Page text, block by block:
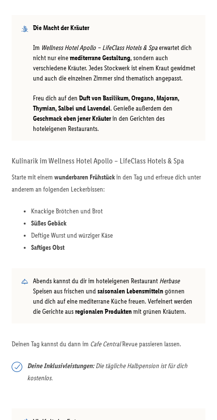
Die Macht der Kräuter
Im Wellness Hotel Apollo – LifeClass Hotels & Spaerwartet dich
nicht nur einemediterrane Gestaltung, sondern auch
verschiedene Kräuter. Jedes Stockwerk ist einem Kraut gewidmet
und auch die einzelnen Zimmer sind thematisch angepasst.
Freu dich auf den Duft von Basilikum, Oregano, Majoran,
Thymian, Salbei und Lavendel. Genieße außerdem den
Geschmack eben jener Kräuterin den Gerichten des
hoteleigenen Restaurants.
Kulinarik im Wellness Hotel Apollo – LifeClass Hotels & Spa
Starte mit einem wunderbaren Frühstückin den Tag und erfreue dich unter
anderem an folgenden Leckerbissen:
Knackige Brötchen und Brot
Süßes Gebäck
Deftige Wurst und würziger Käse
Saftiges Obst
Abends kannst du dir im hoteleigenen Restaurant Herbase
Speisen aus frischen undsaisonalen Lebensmittelngönnen
und dich auf eine mediterrane Küche freuen. Verfeinert werden
die Gerichte ausregionalen Produktenmit grünen Kräutern.
Deinen Tag kannst du dann im Cafe CentralRevue passieren lassen.
Deine Inklusivleistungen:Die tägliche Halbpension ist für dich
kostenlos.